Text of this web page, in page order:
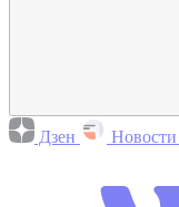
Дзен Новости